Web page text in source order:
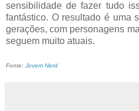
sensibilidade de fazer tudo
fantástico. O resultado é uma
gerações, com personagens
seguem muito atuais.
Fonte: Jovem Nerd